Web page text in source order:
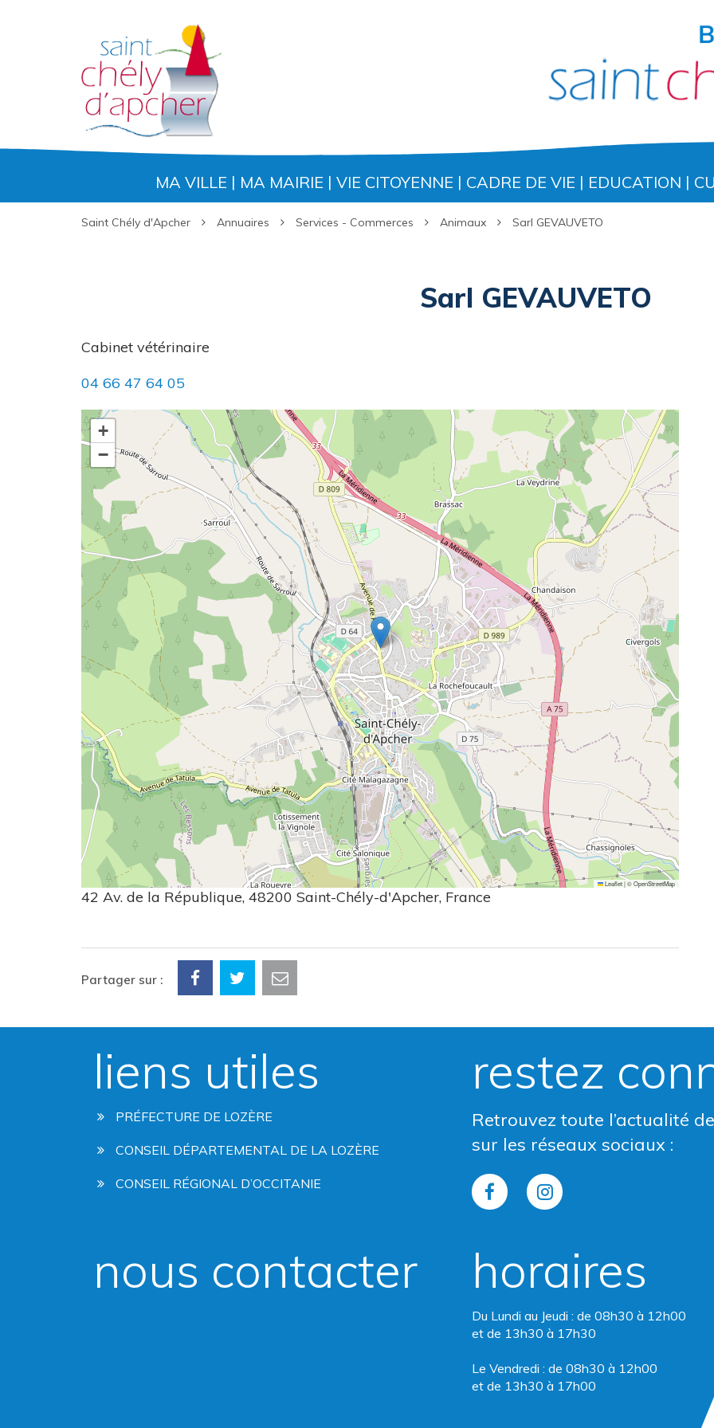
MA VILLE MA MAIRIE VIE CITOYENNE CADRE DE VIE EDUCATION
Saint Chély d'Apcher Annuaires Services - Commerces Animaux Sarl GEVAUVETO
Sarl GEVAUVETO
Cabinet vétérinaire
04 66 47 64 05
+
−
Leaflet|©OpenStreetMap
42 Av. de la République, 48200 Saint-Chély-d'Apcher, France
Partager sur :
liens utiles
PRÉFECTURE DE LOZÈRE
CONSEIL DÉPARTEMENTAL DE LA LOZÈRE
CONSEIL RÉGIONAL D’OCCITANIE
restez
Retrouvez toute l’actualité
sur les réseaux sociaux :
Lien
le
Facebook
Lien
le
Instagram
nous contacter horaires
Du Lundi au Jeudi : de 08h30 à 12h00
et de 13h30 à 17h30
Le Vendredi : de 08h30 à 12h00
et de 13h30 à 17h00